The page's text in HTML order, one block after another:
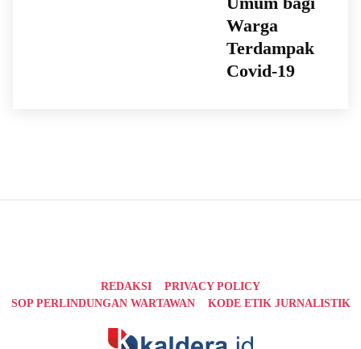
Warga
Terdampak
Covid-19
REDAKSI
PRIVACY POLICY
SOP PERLINDUNGAN WARTAWAN
KODE ETIK JURNALISTIK